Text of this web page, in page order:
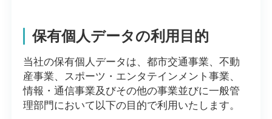
保有個人データの利用目的
当社の保有個人データは、都市交通事業、不動
産事業、スポーツ・エンタテインメント事業、
情報・通信事業及びその他の事業並びに一般管
理部門において以下の目的で利用いたします。